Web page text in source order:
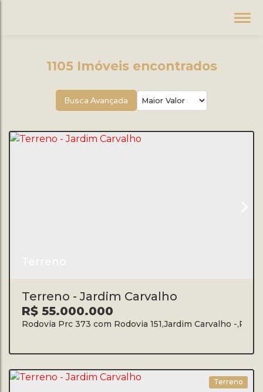
1105 Imóveis encontrados
Busca Avançada
Terreno - Jardim Carvalho
R$55.000.000
Rodovia Prc 373 com Rodovia 151,Jardim Carvalho ,
Terreno